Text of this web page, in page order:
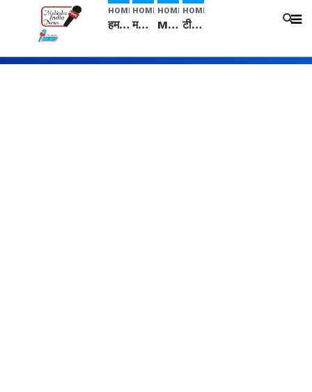
HOME
हम सनातनी..." सांसद kangana Ranaut से क्या बोली लड़की? Viral Jantar-Mantar | CJP protest
HOME
मनीषा हत्याकांड: हत्या, आत्महत्या या कोई बड़ा राज? | Full Story | Josh Haryana
HOME
Mangalsutra: हिंदू धर्म में शादी के बाद मंगलसूत्र क्यों पहनती है महिलाएं, किसने शुरु की ये परंपरा
HOME
टीम बीकेई ने एग्रीकल्चर ग्रेड की यूरिया खाद गट्टों में बदलकर टेक्निकल ग्रेड में बेचने वालों पर करवाई कार्रवाई: लखविंदर सिंह औलख